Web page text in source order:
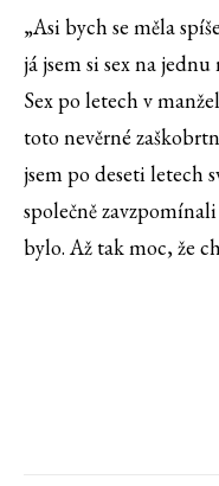
„Asi bych se měla
já jsem si sex na
Sex po letech v
toto nevěrné
jsem po deseti letech
společně
bylo. Až tak moc, že